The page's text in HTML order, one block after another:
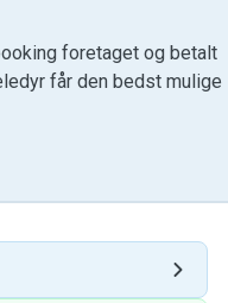
foretaget og betalt
får den bedst mulige